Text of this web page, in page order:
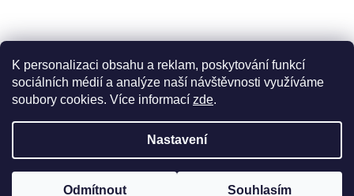
K personalizaci obsahu a reklam, poskytování funkcí
sociálních médií a analýze naší návštěvnosti využíváme
soubory cookies. Více informací zde.
Nastavení
Odmítnout Souhlasím
. Všechna práva vyhrazena.